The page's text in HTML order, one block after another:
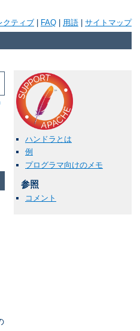
クティブ FAQ 用語 サイトマップ
ハンドラとは
例
プログラマ向けのメモ
参照
コメント